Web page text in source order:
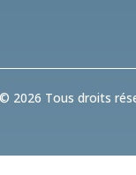
2026 Tous droits